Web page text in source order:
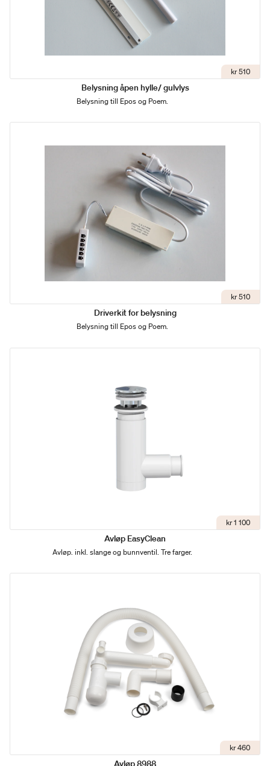
kr 510
Belysning åpen hylle/ gulvlys
Belysning till Epos og Poem.
kr 510
Driverkit for belysning
Belysning till Epos og Poem.
kr 1 100
Avløp EasyClean
Avløp. inkl. slange og bunnventil. Tre farger.
kr 460
Avløp 8988